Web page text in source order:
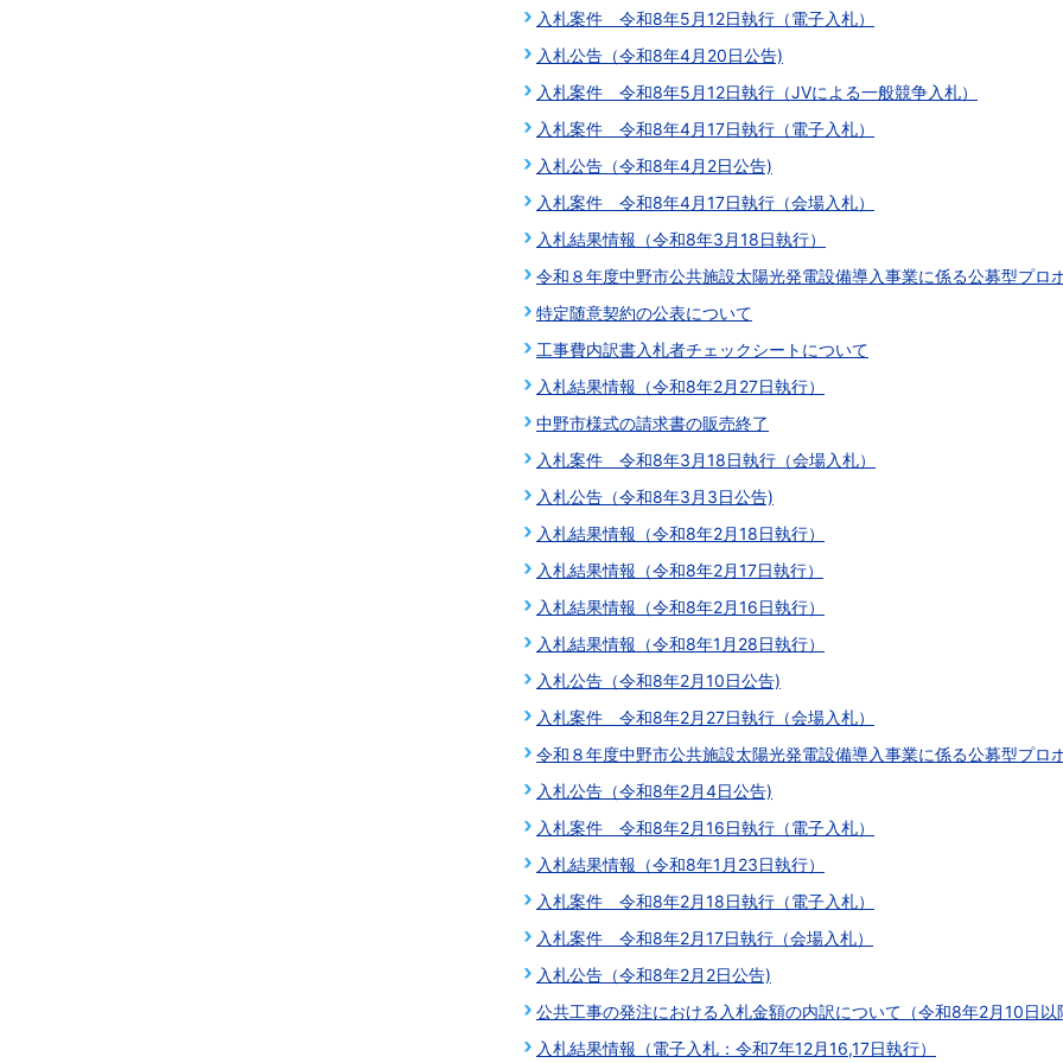
入札案件 令和8年5月12日執行（電子入札）
入札公告（令和8年4月20日公告)
入札案件 令和8年5月12日執行（JVによる一般競争入札）
入札案件 令和8年4月17日執行（電子入札）
入札公告（令和8年4月2日公告)
入札案件 令和8年4月17日執行（会場入札）
入札結果情報（令和8年3月18日執行）
令和８年度中野市公共施設太陽光発電設備導入事業に係る公募型プロ
特定随意契約の公表について
工事費内訳書入札者チェックシートについて
入札結果情報（令和8年2月27日執行）
中野市様式の請求書の販売終了
入札案件 令和8年3月18日執行（会場入札）
入札公告（令和8年3月3日公告)
入札結果情報（令和8年2月18日執行）
入札結果情報（令和8年2月17日執行）
入札結果情報（令和8年2月16日執行）
入札結果情報（令和8年1月28日執行）
入札公告（令和8年2月10日公告)
入札案件 令和8年2月27日執行（会場入札）
令和８年度中野市公共施設太陽光発電設備導入事業に係る公募型プロ
入札公告（令和8年2月4日公告)
入札案件 令和8年2月16日執行（電子入札）
入札結果情報（令和8年1月23日執行）
入札案件 令和8年2月18日執行（電子入札）
入札案件 令和8年2月17日執行（会場入札）
入札公告（令和8年2月2日公告)
公共工事の発注における入札金額の内訳について（令和8年2月10日以
入札結果情報（電子入札：令和7年12月16,17日執行）